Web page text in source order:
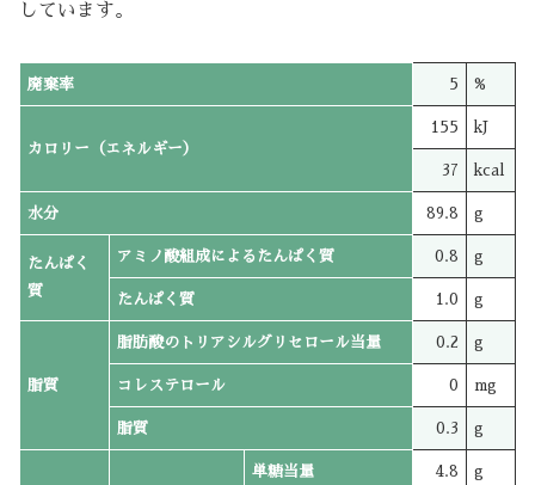
しています。
廃棄率 5 %
カロリー（エネルギー）
155 kJ
37 kcal
水分 89.8 g
たんぱく
質
アミノ酸組成によるたんぱく質 0.8 g
たんぱく質 1.0 g
脂質
脂肪酸のトリアシルグリセロール当量 0.2 g
コレステロール 0 mg
脂質 0.3 g
単糖当量 4.8 g